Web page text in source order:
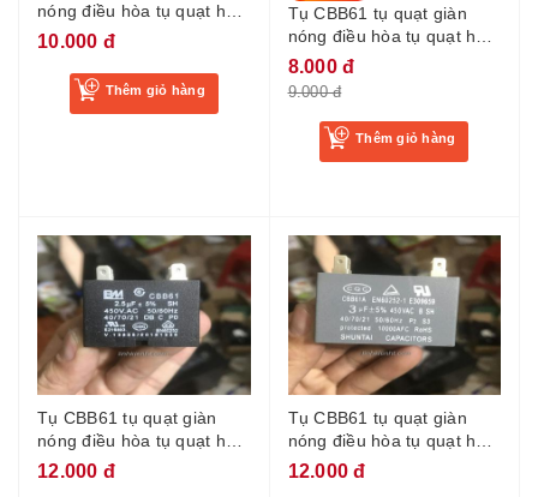
nóng điều hòa tụ quạt hơi
nước chân cắm tụ điều
10.000 đ
Thêm giỏ hàng
Tụ CBB61 tụ quạt giàn
nóng điều hòa tụ quạt hơi
nước chân cắm tụ điều
hòa 2uf
8.000 đ
9.000 đ
Thêm giỏ hàng
Tụ CBB61 tụ quạt giàn
nóng điều hòa tụ quạt hơi
nước chân cắm tụ điều
12.000 đ
Tụ CBB61 tụ quạt giàn
nóng điều hòa tụ quạt hơi
nước chân cắm tụ điều
12.000 đ